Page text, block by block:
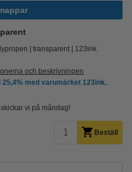
transparent 123ink
och beskrivningen
25,4% med varumärket 123ink.
vi på måndag!
Beställ